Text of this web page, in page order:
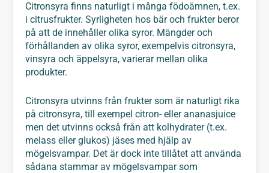
Citronsyra finns naturligt i många födoämnen, t.ex.
i citrusfrukter. Syrligheten hos bär och frukter beror
på att de innehåller olika syror. Mängder och
förhållanden av olika syror, exempelvis citronsyra,
vinsyra och äppelsyra, varierar mellan olika
produkter.
Citronsyra utvinns från frukter som är naturligt rika
på citronsyra, till exempel citron- eller ananasjuice
men det utvinns också från att kolhydrater (t.ex.
melass eller glukos) jäses med hjälp av
mögelsvampar. Det är dock inte tillåtet att använda
sådana stammar av mögelsvampar som